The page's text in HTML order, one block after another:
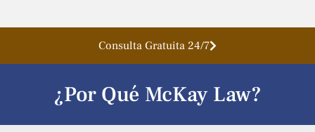
Consulta Gratuita 24/7
¿Por Qué McKay Law?